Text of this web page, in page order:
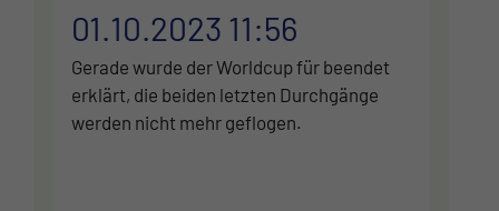
01.10.2023 11:56
Gerade wurde der Worldcup für beendet
erklärt, die beiden letzten Durchgänge
werden nicht mehr geflogen.